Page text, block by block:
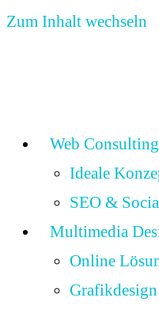
Zum Inhalt wechseln
Web Consulting
Ideale
SEO &
Multimedia
Online
Grafikdesign